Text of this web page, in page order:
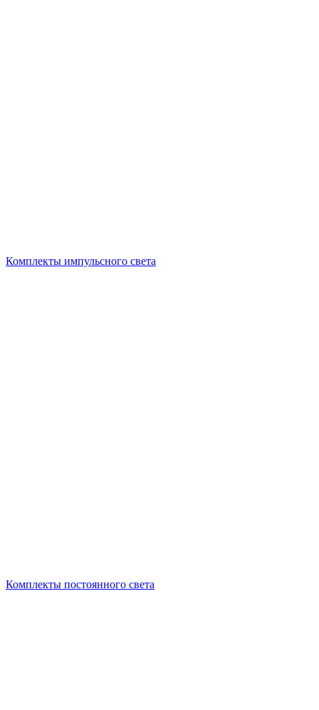
Комплекты импульсного света
Комплекты постоянного света